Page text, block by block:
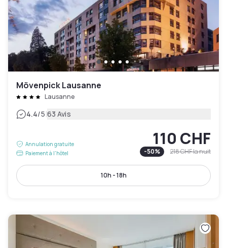
Mövenpick Lausanne
Lausanne
4.4/5|63 Avis
Annulation gratuite
Paiement à l'hôtel
110 CHF
-50% 218 CHFla nuit
10h - 18h